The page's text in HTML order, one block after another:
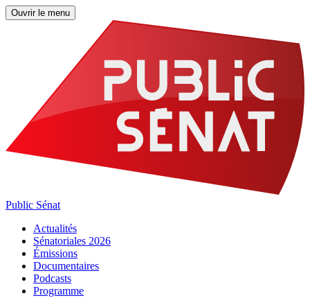
Ouvrir le menu
Public Sénat
Actualités
Sénatoriales 2026
Émissions
Documentaires
Podcasts
Programme